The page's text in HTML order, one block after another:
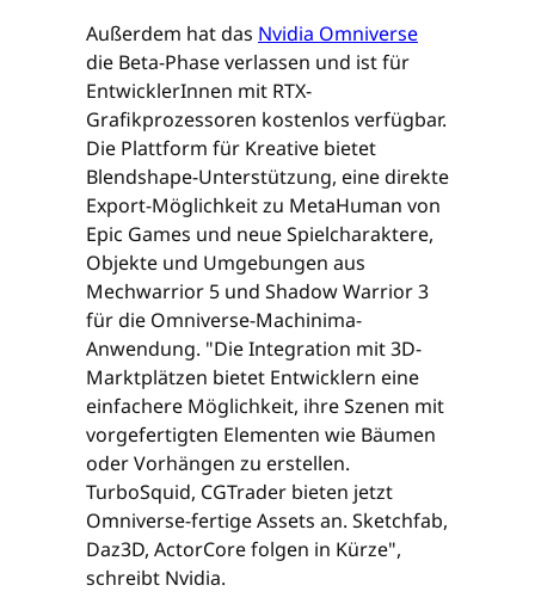
Außerdem hat das Nvidia Omniverse
die Beta-Phase verlassen und ist für
EntwicklerInnen mit RTX-
Grafikprozessoren kostenlos verfügbar.
Die Plattform für Kreative bietet
Blendshape-Unterstützung, eine direkte
Export-Möglichkeit zu MetaHuman von
Epic Games und neue Spielcharaktere,
Objekte und Umgebungen aus
Mechwarrior 5 und Shadow Warrior 3
für die Omniverse-Machinima-
Anwendung. "Die Integration mit 3D-
Marktplätzen bietet Entwicklern eine
einfachere Möglichkeit, ihre Szenen mit
vorgefertigten Elementen wie Bäumen
oder Vorhängen zu erstellen.
TurboSquid, CGTrader bieten jetzt
Omniverse-fertige Assets an. Sketchfab,
Daz3D, ActorCore folgen in Kürze",
schreibt Nvidia.